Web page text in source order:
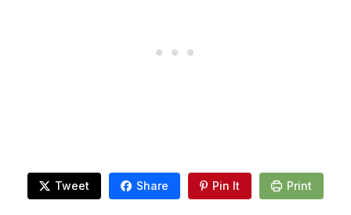
Tweet Share Pin It Print